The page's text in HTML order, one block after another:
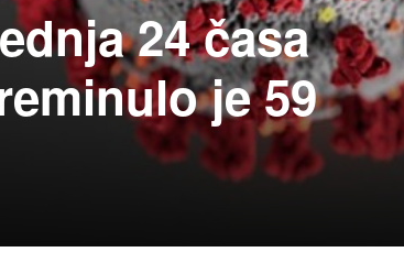
24 časa
je 59